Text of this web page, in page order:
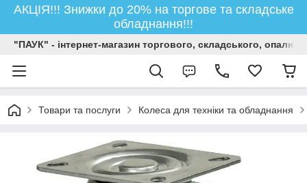
АКЦІЯ!!! Знижки до 20% на торгове та складське
обладнання!!!
"ПАУК" - інтернет-магазин торгового, складського,
Товари та послуги Колеса для техніки та обладнання